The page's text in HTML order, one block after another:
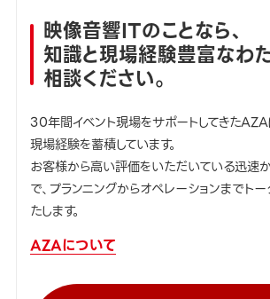
映像音響ITのことなら、
知識と現場経験豊富なわ
相談ください。
30年間イベント現場をサポートしてきた
現場経験を蓄積しています。
お客様から高い評価をいただいている迅速
で、プランニングからオペレーションまでト
たします。
AZAについて